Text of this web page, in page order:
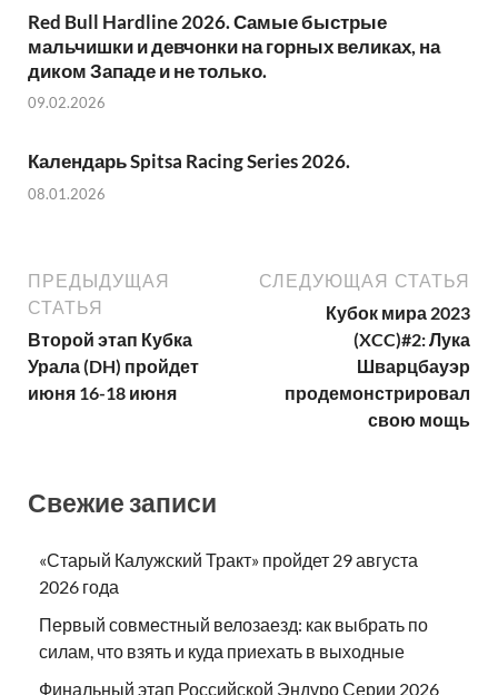
Red Bull Hardline 2026. Самые быстрые
мальчишки и девчонки на горных великах, на
диком Западе и не только.
09.02.2026
Календарь Spitsa Racing Series 2026.
08.01.2026
ПРЕДЫДУЩАЯ
СТАТЬЯ
Второй этап Кубка
Урала (DH) пройдет
июня 16-18 июня
СЛЕДУЮЩАЯ СТАТЬЯ
Кубок мира 2023
(XCC)#2: Лука
Шварцбауэр
продемонстрировал
свою мощь
Свежие записи
«Старый Калужский Тракт» пройдет 29 августа
2026 года
Первый совместный велозаезд: как выбрать по
силам, что взять и куда приехать в выходные
Финальный этап Российской Эндуро Серии 2026